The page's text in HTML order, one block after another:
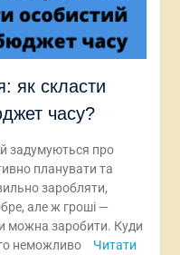
як скласти
часу?
задумуються про
планувати та
заробляти,
але ж гроші —
можна заробити. Куди
неможливо
Читати